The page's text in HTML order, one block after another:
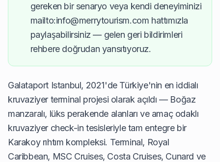
gereken bir senaryo veya kendi deneyiminizi
mailto:info@merrytourism.com hattımızla
paylaşabilirsiniz — gelen geri bildirimleri
rehbere doğrudan yansıtıyoruz.
Galataport Istanbul, 2021'de Türkiye'nin en iddialı
kruvaziyer terminal projesi olarak açıldı — Boğaz
manzaralı, lüks perakende alanları ve amaç odaklı
kruvaziyer check-in tesisleriyle tam entegre bir
Karakoy rıhtım kompleksi. Terminal, Royal
Caribbean, MSC Cruises, Costa Cruises, Cunard ve